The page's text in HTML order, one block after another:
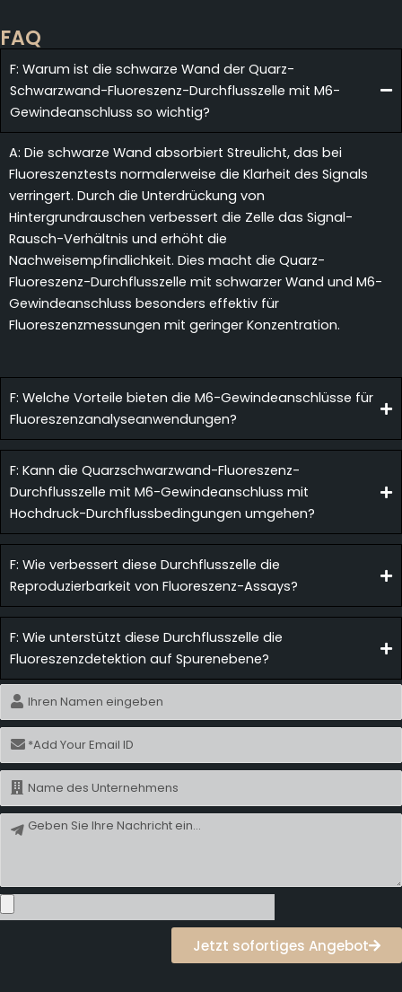
FAQ
F: Warum ist die schwarze Wand der Quarz-
Schwarzwand-Fluoreszenz-Durchflusszelle mit M6-
Gewindeanschluss so wichtig?
A: Die schwarze Wand absorbiert Streulicht, das bei
Fluoreszenztests normalerweise die Klarheit des Signals
verringert. Durch die Unterdrückung von
Hintergrundrauschen verbessert die Zelle das Signal-
Rausch-Verhältnis und erhöht die
Nachweisempfindlichkeit. Dies macht die Quarz-
Fluoreszenz-Durchflusszelle mit schwarzer Wand und M6-
Gewindeanschluss besonders effektiv für
Fluoreszenzmessungen mit geringer Konzentration.
F: Welche Vorteile bieten die M6-Gewindeanschlüsse für
Fluoreszenzanalyseanwendungen?
F: Kann die Quarzschwarzwand-Fluoreszenz-
Durchflusszelle mit M6-Gewindeanschluss mit
Hochdruck-Durchflussbedingungen umgehen?
F: Wie verbessert diese Durchflusszelle die
Reproduzierbarkeit von Fluoreszenz-Assays?
F: Wie unterstützt diese Durchflusszelle die
Fluoreszenzdetektion auf Spurenebene?
Name
E-
Mail
Name
Nachricht
Jetzt sofortiges Angebot